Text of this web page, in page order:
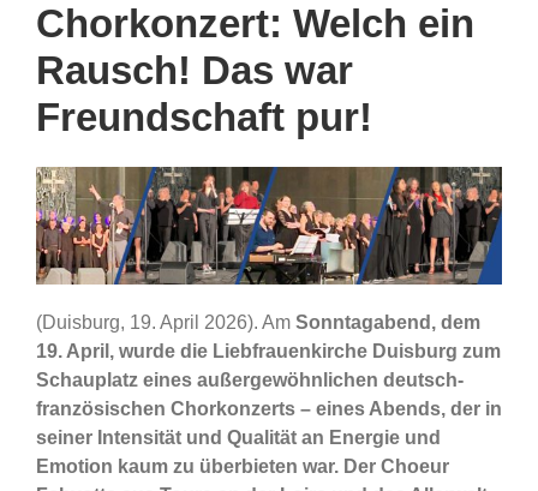
Chorkonzert: Welch ein
Rausch! Das war
Freundschaft pur!
(Duisburg, 19. April 2026). AmSonntagabend, dem
19. April, wurde die Liebfrauenkirche Duisburg zum
Schauplatz eines außergewöhnlichen deutsch-
französischen Chorkonzerts – eines Abends, der in
seiner Intensität und Qualität an Energie und
Emotion kaum zu überbieten war. Der Choeur